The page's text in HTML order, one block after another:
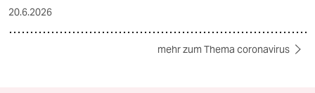
20.6.2026
mehr zum Thema coronavirus